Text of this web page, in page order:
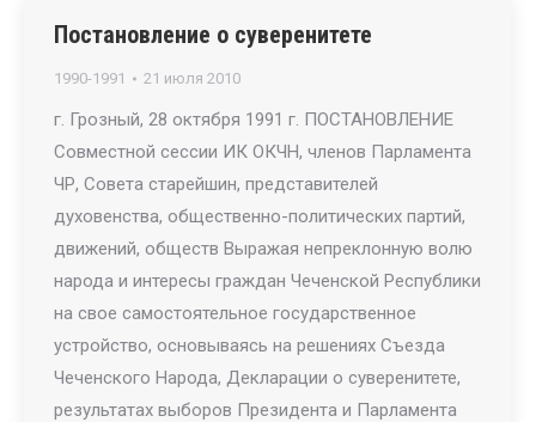
Постановление о суверенитете
1990-1991 21 июля 2010
г. Грозный, 28 октября 1991 г. ПОСТАНОВЛЕНИЕ
Совместной сессии ИК ОКЧН, членов Парламента
ЧР, Совета старейшин, представителей
духовенства, общественно-политических партий,
движений, обществ Выражая непреклонную волю
народа и интересы граждан Чеченской Республики
на свое самостоятельное государственное
устройство, основываясь на решениях Съезда
Чеченского Народа, Декларации о суверенитете,
результатах выборов Президента и Парламента